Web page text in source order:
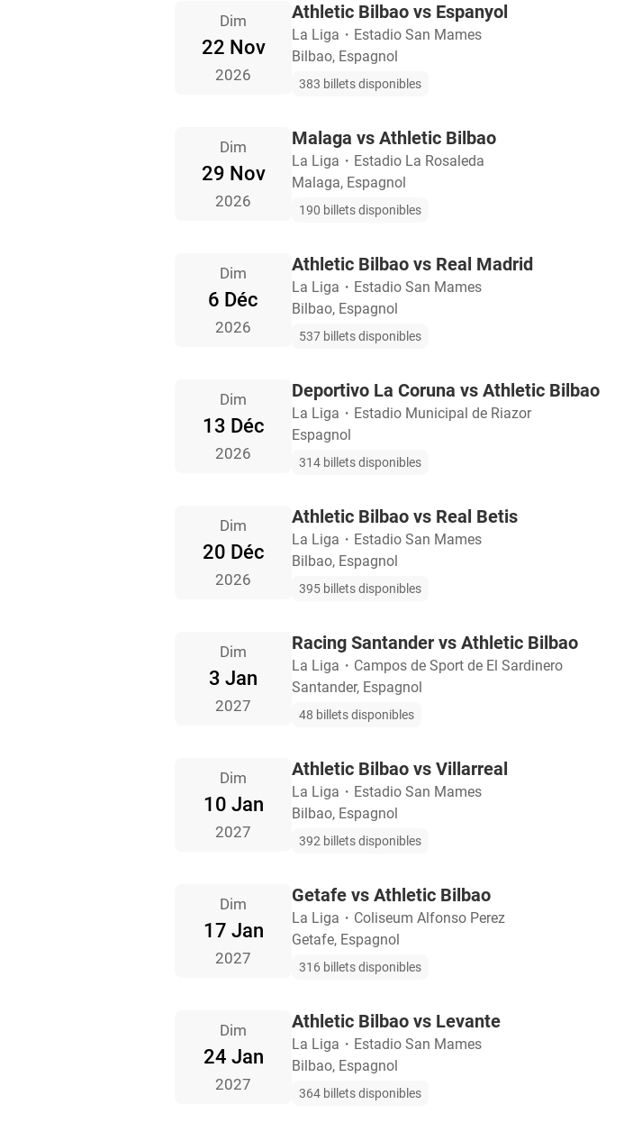
Dim
22 Nov
2026
Athletic Bilbao vs Espanyol
La Liga ・ Estadio San Mames
Bilbao, Espagnol
383 billets disponibles
Dim
29 Nov
2026
Malaga vs Athletic Bilbao
La Liga ・ Estadio La Rosaleda
Malaga, Espagnol
190 billets disponibles
Dim
6 Déc
2026
Athletic Bilbao vs Real Madrid
La Liga ・ Estadio San Mames
Bilbao, Espagnol
537 billets disponibles
Dim
13 Déc
2026
Deportivo La Coruna vs Athletic Bilbao
La Liga ・ Estadio Municipal de Riazor
Espagnol
314 billets disponibles
Dim
20 Déc
2026
Athletic Bilbao vs Real Betis
La Liga ・ Estadio San Mames
Bilbao, Espagnol
395 billets disponibles
Dim
3 Jan
2027
Racing Santander vs Athletic Bilbao
La Liga ・ Campos de Sport de El Sardinero
Santander, Espagnol
48 billets disponibles
Dim
10 Jan
2027
Athletic Bilbao vs Villarreal
La Liga ・ Estadio San Mames
Bilbao, Espagnol
392 billets disponibles
Dim
17 Jan
2027
Getafe vs Athletic Bilbao
La Liga ・ Coliseum Alfonso Perez
Getafe, Espagnol
316 billets disponibles
Dim
24 Jan
2027
Athletic Bilbao vs Levante
La Liga ・ Estadio San Mames
Bilbao, Espagnol
364 billets disponibles